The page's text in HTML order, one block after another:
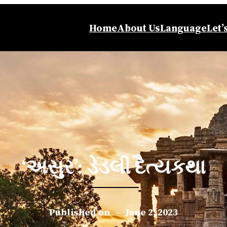
HomeAbout UsLanguage
‘અસુર’: ડેડલી દૈત્યકથા
Published on – June 2, 2023